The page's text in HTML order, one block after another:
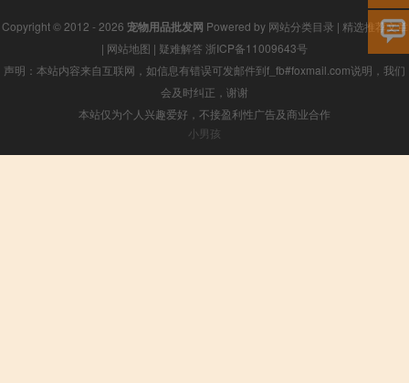
Copyright © 2012 - 2026 宠物用品批发网 Powered by 网站分类目录 | 精选推荐文章
| 网站地图 | 疑难解答 浙ICP备11009643号
声明：本站内容来自互联网，如信息有错误可发邮件到f_fb#foxmail.com说明，我们
会及时纠正，谢谢
本站仅为个人兴趣爱好，不接盈利性广告及商业合作
小男孩